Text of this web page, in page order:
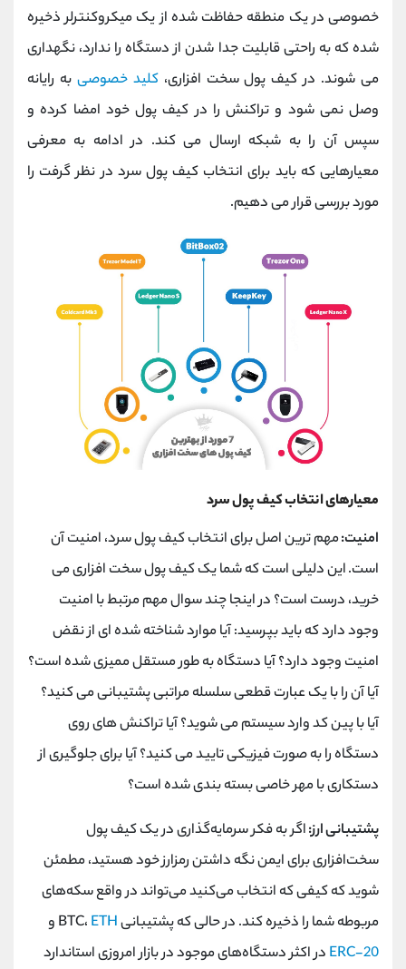
خصوصی در یک منطقه حفاظت شده از یک میکروکنترلر ذخیره
شده که به راحتی قابلیت جدا شدن از دستگاه را ندارد، نگهداری
می شوند. در کیف پول سخت افزاری،کلید خصوصی به رایانه
وصل نمی شود و تراکنش را در کیف پول خود امضا کرده و
سپس آن را به شبکه ارسال می کند. در ادامه به معرفی
معیارهایی که باید برای انتخاب کیف پول سرد در نظر گرفت را
مورد بررسی قرار می دهیم.
معیارهای انتخاب کیف پول سرد
امنیت:مهم ترین اصل برای انتخاب کیف پول سرد، امنیت آن
است.این دلیلی است که شما یک کیف پول سخت افزاری می
خرید، درست است؟ در اینجا چند سوال مهم مرتبط با امنیت
وجود دارد که باید بپرسید: آیا موارد شناخته شده ای از نقض
امنیت وجود دارد؟ آیا دستگاه به طور مستقل ممیزی شده است؟
آیا آن را با یک عبارت قطعی سلسله مراتبی پشتیبانی می کنید؟
آیا با پین کد وارد سیستم می شوید؟ آیا تراکنش های روی
دستگاه را به صورت فیزیکی تایید می کنید؟ آیا برای جلوگیری از
دستکاری با مهر خاصی بسته بندی شده است؟
پشتیبانی ارز:اگر به فکر سرمایه‌گذاری در یک کیف پول
سخت‌افزاری برای ایمن نگه داشتن رمزارز خود هستید، مطمئن
شوید که کیفی که انتخاب می‌کنید می‌تواند در واقع سکه‌های
مربوطه شما را ذخیره کند. در حالی که پشتیبانی BTC،ETH
و
ERC-20 در اکثر دستگاه‌های موجود در بازار امروزی استاندارد